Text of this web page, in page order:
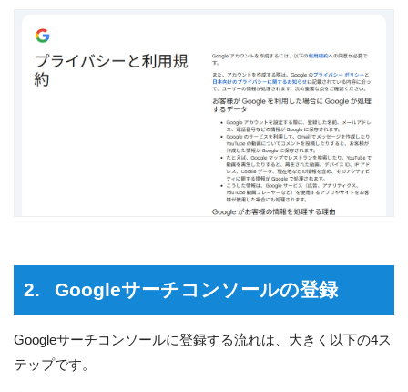
Googleサーチコンソールの登録
Googleサーチコンソールに登録する流れは、大きく以下の4ス
テップです。